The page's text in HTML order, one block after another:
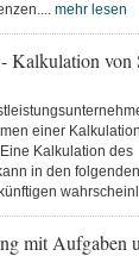
mehr lesen
Kalkulation von
einer
Kalkulation des
in den
mit Aufgaben